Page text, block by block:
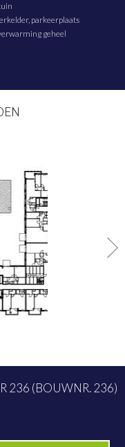
Door de afwisseling van
van Cruquius overal
schaal houdt.
industriegebied aan de
bewoners, barista’s,
bij La Contessa; een
aan het water is de
parkeerplaats
geheel
236 (BOUWNR. 236)